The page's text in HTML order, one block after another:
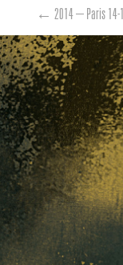
← 2014 – Paris 14-